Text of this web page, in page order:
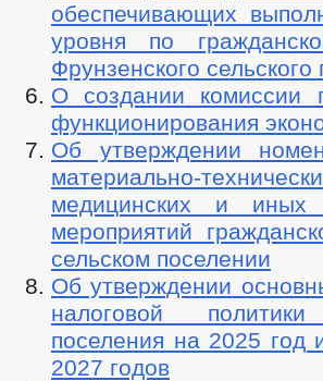
обеспечивающих
уровня по
Фрунзенского сельского
О создании комиссии
функционирования
Об утверждении
материально-
медицинских и иных
мероприятий
сельском поселении
Об утверждении
налоговой
поселения на 2025
2027 годов